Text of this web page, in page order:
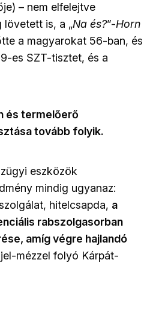
– nem elfelejtve
lövetett is, a „Na és?”-Horn
a magyarokat 56-ban, és
es SZT-tisztet, és a
és termelőerő
tovább folyik.
eszközök
mindig ugyanaz:
hitelcsapda, a
rabszolgasorban
amíg végre hajlandó
mézzel folyó Kárpát-